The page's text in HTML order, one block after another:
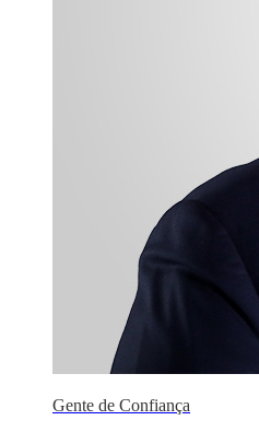
Gente de Confiança